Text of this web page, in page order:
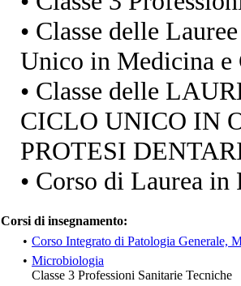
• Classe delle
Unico in Medicina e
• Classe delle
CICLO UNICO IN
PROTESI
• Corso di Laurea in
Corsi di insegnamento:
• Corso Integrato di Patologia Generale,
• Microbiologia
Classe 3 Professioni Sanitarie Tecniche